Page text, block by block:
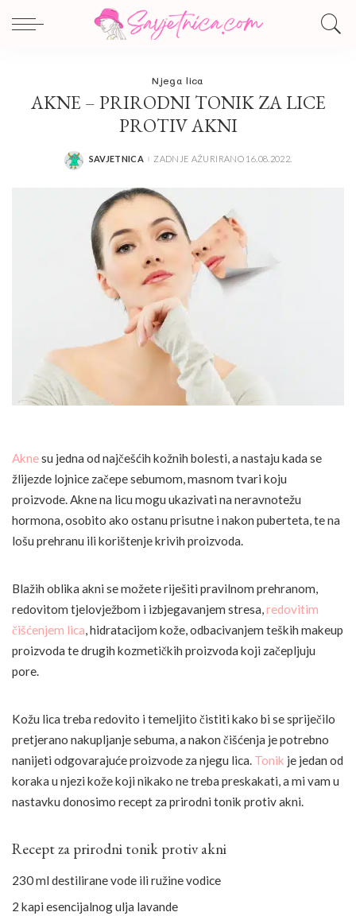
Njega lica
AKNE – PRIRODNI TONIK ZA LICE
PROTIV AKNI
POSTED
SAVJETNICA ZADNJE AŽURIRANO 16.08.2022.
Aknesu jedna od najčešćih kožnih bolesti, a nastaju kada se
žlijezde lojnice začepe sebumom, masnom tvari koju
proizvode. Akne na licu mogu ukazivati na neravnotežu
hormona, osobito ako ostanu prisutne i nakon puberteta, te na
lošu prehranu ili korištenje krivih proizvoda.
Blažih oblika akni se možete riješiti pravilnom prehranom,
redovitom tjelovježbom i izbjegavanjem stresa,redovitim
čišćenjem lica, hidratacijom kože, odbacivanjem teških makeup
proizvoda te drugih kozmetičkih proizvoda koji začepljuju
pore.
Kožu lica treba redovito i temeljito čistiti kako bi se spriječilo
pretjerano nakupljanje sebuma, a nakon čišćenja je potrebno
nanijeti odgovarajuće proizvode za njegu lica. Tonik je jedan od
koraka u njezi kože koji nikako ne treba preskakati, a mi vam u
nastavku donosimo recept za prirodni tonik protiv akni.
Recept za prirodni tonik protiv akni
230 ml destilirane vode ili ružine vodice
2 kapi esencijalnog ulja lavande